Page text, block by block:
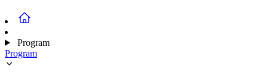
Program
Program